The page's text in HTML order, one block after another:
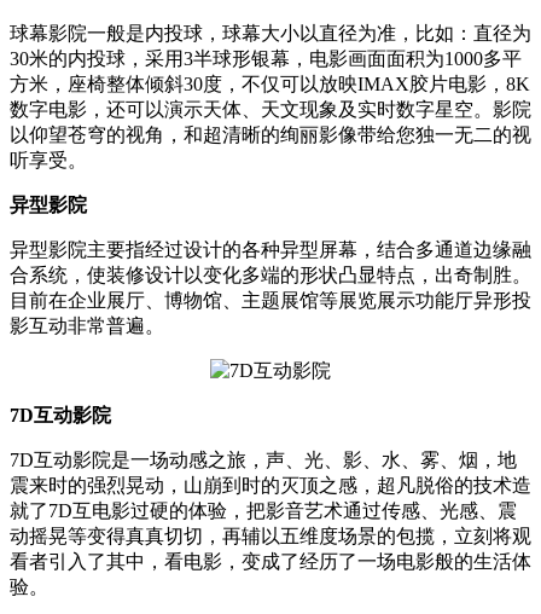
球幕影院一般是内投球，球幕大小以直径为准，比如：直径为
30米的内投球，采用3半球形银幕，电影画面面积为1000多平
方米，座椅整体倾斜30度，不仅可以放映IMAX胶片电影，8K
数字电影，还可以演示天体、天文现象及实时数字星空。影院
以仰望苍穹的视角，和超清晰的绚丽影像带给您独一无二的视
听享受。
异型影院
异型影院主要指经过设计的各种异型屏幕，结合多通道边缘融
合系统，使装修设计以变化多端的形状凸显特点，出奇制胜。
目前在企业展厅、博物馆、主题展馆等展览展示功能厅异形投
影互动非常普遍。
7D互动影院
7D互动影院是一场动感之旅，声、光、影、水、雾、烟，地
震来时的强烈晃动，山崩到时的灭顶之感，超凡脱俗的技术造
就了7D互电影过硬的体验，把影音艺术通过传感、光感、震
动摇晃等变得真真切切，再辅以五维度场景的包揽，立刻将观
看者引入了其中，看电影，变成了经历了一场电影般的生活体
验。